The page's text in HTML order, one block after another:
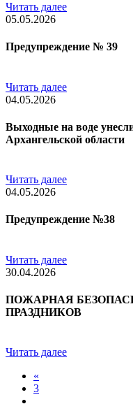
Читать далее
05.05.2026
Предупреждение № 39
Читать далее
04.05.2026
Выходные на воде
Архангельской области
Читать далее
04.05.2026
Предупреждение №38
Читать далее
30.04.2026
ПОЖАРНАЯ
ПРАЗДНИКОВ
Читать далее
«
3